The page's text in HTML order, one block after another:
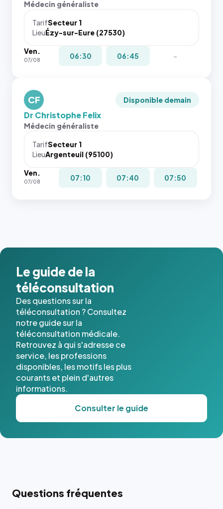
Médecin généraliste
TarifSecteur 1
LieuÉzy-sur-Eure (27530)
Ven.
07/08 06:30 06:45 -
CF Disponible demain
Dr Christophe Felix
Médecin généraliste
TarifSecteur 1
LieuArgenteuil (95100)
Ven.
07/08 07:10 07:40 07:50
Le guide de la
téléconsultation
Des questions sur la
téléconsultation ? Consultez
notre guide sur la
téléconsultation médicale.
Retrouvez à qui s'adresse ce
service, les professions
disponibles, les motifs les plus
courants et plein d'autres
informations.
Consulter le guide
Questions fréquentes